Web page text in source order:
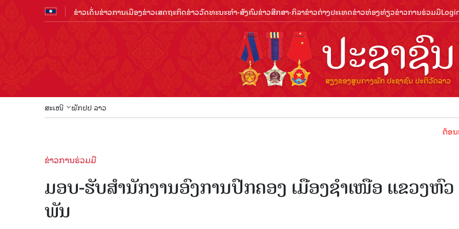
ຂ່າວເດັ່ນຂ່າວການເມືອງຂ່າວເສດຖະກິດຂ່າວວັດທະນະທຳ-ສັງຄົມຂ່າວສືກສາ-ກິລາຂ່າວຕ່າງປະເທດຂ່າວທ່ອງທ່ຽວຂ່າວການຮ່ວມມື
ສະເໜີ ພັກປປ ລາວ
ຕ້ອນຮັບປີທ່
ຂ່າວການຮ່ວມມື
ມອບ-ຮັບສຳນັກງານອົງການປົກຄອງ ເມືອງຊໍາເໜືອ ແຂວງຫົວ
ພັນ